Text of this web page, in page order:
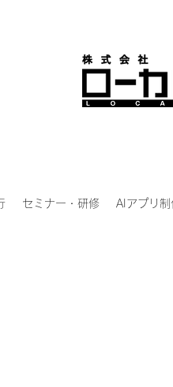
セミナー・研修 AIアプリ制